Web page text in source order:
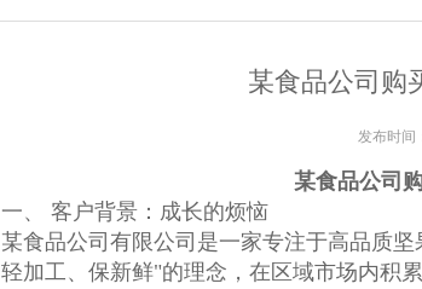
某食品公司购
发布时
某食品公司
一、 客户背景：成长的烦恼
某食品公司有限公司是一家专注于高品质
轻加工、保新鲜"的理念，在区域市场内积